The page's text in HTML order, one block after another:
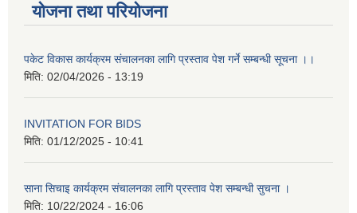
योजना तथा परियोजना
पकेट विकास कार्यक्रम संचालनका लागि प्रस्ताव पेश गर्ने सम्बन्धी सूचना ।।
मिति: 02/04/2026 - 13:19
INVITATION FOR BIDS
मिति: 01/12/2025 - 10:41
साना सिचाइ कार्यक्रम संचालनका लागि प्रस्ताव पेश सम्बन्धी सुचना ।
मिति: 10/22/2024 - 16:06